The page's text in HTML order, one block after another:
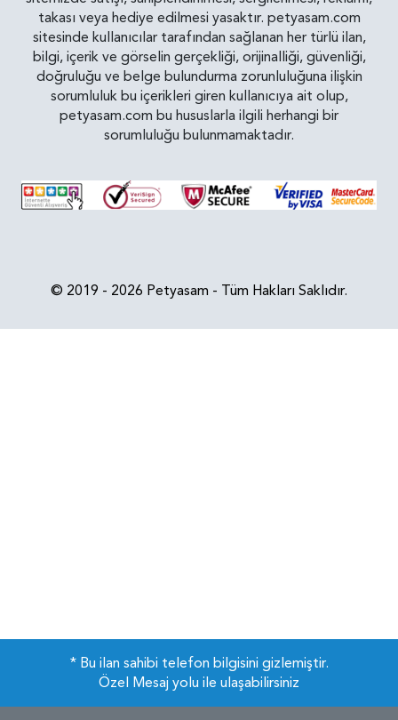
ÇerezlerSitemizi kullandığınız sürece çerez politikasını kabul etmiş
* Bu ilan sahibi telefon bilgisini gizlemiştir.
Özel Mesaj yolu ile ulaşabilirsiniz
takası veya hediye edilmesi yasaktır. petyasam.com
sitesinde kullanıcılar tarafından sağlanan her türlü ilan,
bilgi, içerik ve görselin gerçekliği, orijinalliği, güvenliği,
doğruluğu ve belge bulundurma zorunluluğuna ilişkin
sorumluluk bu içerikleri giren kullanıcıya ait olup,
petyasam.com bu hususlarla ilgili herhangi bir
sorumluluğu bulunmamaktadır.
© 2019 - 2026 Petyasam - Tüm Hakları Saklıdır.